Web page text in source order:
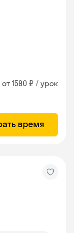
от 1590 ₽ / урок
время